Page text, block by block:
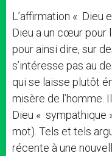
L’affirmation « Dieu
Dieu a un cœur pour
pour ainsi dire, sur
s’intéresse pas au
qui se laisse plutôt
misère de l’homme.
Dieu « sympathique
mot). Tels et tels
récente à une